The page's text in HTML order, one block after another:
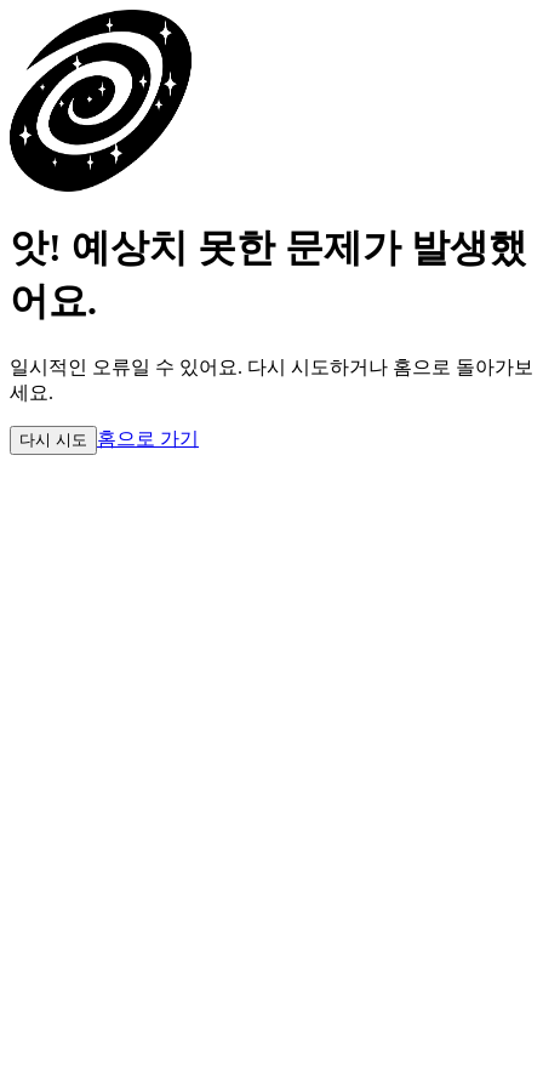
앗! 예상치 못한 문제가 발생했
어요.
일시적인 오류일 수 있어요. 다시 시도하거나 홈으로 돌아가보
세요.
다시 시도 홈으로 가기